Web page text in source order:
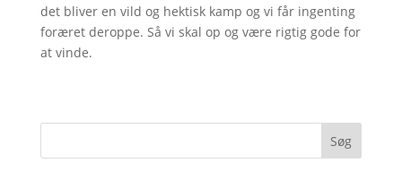
det bliver en vild og hektisk kamp og vi får ingenting
foræret deroppe. Så vi skal op og være rigtig gode for
at vinde.
Søg